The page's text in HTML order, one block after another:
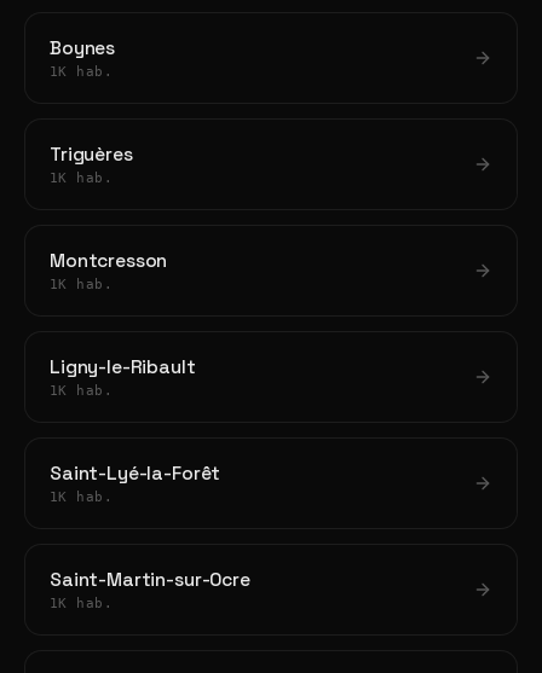
Boynes
1K hab.
Triguères
1K hab.
Montcresson
1K hab.
Ligny-le-Ribault
1K hab.
Saint-Lyé-la-Forêt
1K hab.
Saint-Martin-sur-Ocre
1K hab.